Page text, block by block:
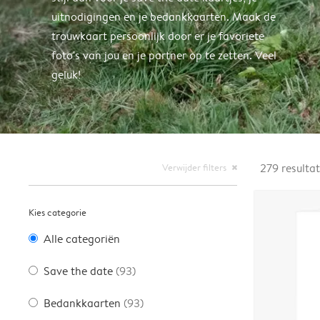
uitnodigingen en je bedankkaarten. Maak de
trouwkaart persoonlijk door er je favoriete
foto's van jou en je partner op te zetten. Veel
geluk!
Verwijder filters close
Kies categorie
Alle categoriën
Save the date (93)
Bedankkaarten (93)
279